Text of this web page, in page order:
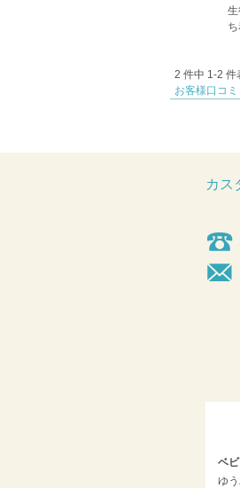
2 件中 1-2
お客様口コ
カス
ベ
ゆ